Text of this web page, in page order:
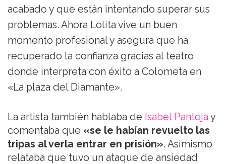
acabado y que están intentando superar sus
problemas. Ahora Lolita vive un buen
momento profesional y asegura que ha
recuperado la confianza gracias al teatro
donde interpreta con éxito a Colometa en
«La plaza del Diamante».
La artista también hablaba de Isabel Pantoja y
comentaba que «se le habían revuelto las
tripas al verla entrar en prisión». Asimismo
relataba que tuvo un ataque de ansiedad